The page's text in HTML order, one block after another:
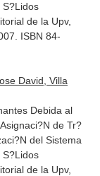
S?Lidos
de la Upv,
ISBN 84-
David, Villa
Debida al
de Tr?
del Sistema
S?Lidos
de la Upv,